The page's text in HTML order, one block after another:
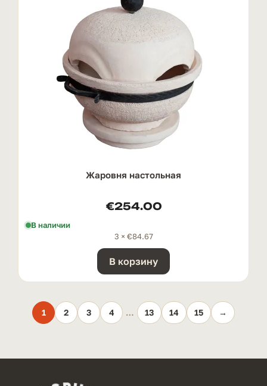
Жаровня настольная
€254.00
В наличии
3 × €84.67
В корзину
1 2 3 4 … 13 14 15 →